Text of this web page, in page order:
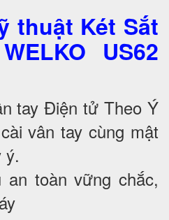
thuật Két Sắt
US62
tay Điện tử Theo Ý
vân tay cùng mật
ý.
toàn vững chắc,